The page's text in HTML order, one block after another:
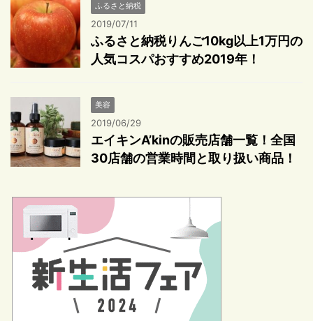
ふるさと納税
2019/07/11
ふるさと納税りんご10kg以上1万円の
人気コスパおすすめ2019年！
美容
2019/06/29
エイキンA’kinの販売店舗一覧！全国
30店舗の営業時間と取り扱い商品！